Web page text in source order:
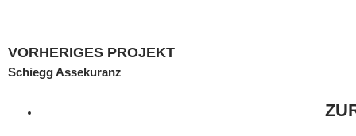
VORHERIGES PROJEKT
Schiegg Assekuranz